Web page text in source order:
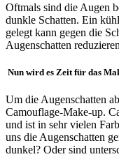
Oftmals sind die Augen
dunkle Schatten. Ein
gelegt kann gegen die
Augenschatten
Nun wird es Zeit für das
Um die Augenschatten
Camouflage-Make-up.
und ist in sehr vielen
uns die Augenschatten
dunkel? Oder sind